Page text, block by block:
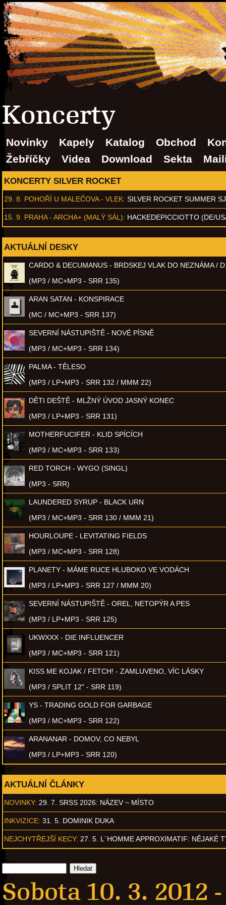
Koncerty
Novinky Kapely Katalog Obchod
Žebříčky
Videa Download Sekta
KONCERTY SILVER ROCKET
29. 8. POHOŘÍ U MALEČOVA - VLEK: SILVER ROCKET SUMMER
15. 9. PRAHA - ARCHA+ (MALÝ SÁL): HACKEDEPICCIOTTO (DE/
AKTUÁLNÍ DESKY
CARDO & DECUMANUS - BRDSKEJ VLAK DO NEZNÁMA /
(MP3 / MC+MP3 - SRR 135)
ARAN SATAN - KONSPIRACE
(MC / MC+MP3 - SRR 137)
SEVERNÍ NÁSTUPIŠTĚ - NOVÉ PÍSNĚ
(MP3 / MC+MP3 - SRR 134)
PALMA - TĚLESO
(MP3 / LP+MP3 - SRR 132 / MMM 22)
DĚTI DEŠTĚ - MLŽNÝ ÚVOD JASNÝ KONEC
(MP3 / LP+MP3 - SRR 131)
MOTHERFUCIFER - KLID SPÍCÍCH
(MP3 / MC+MP3 - SRR 133)
RED TORCH - WYGO (SINGL)
(MP3 - SRR)
LAUNDERED SYRUP - BLACK URN
(MP3 / MC+MP3 - SRR 130 / MMM 21)
HOURLOUPE - LEVITATING FIELDS
(MP3 / MC+MP3 - SRR 128)
PLANETY - MÁME RUCE HLUBOKO VE VODÁCH
(MP3 / LP+MP3 - SRR 127 / MMM 20)
SEVERNÍ NÁSTUPIŠTĚ - OREL, NETOPÝR A PES
(MP3 / LP+MP3 - SRR 125)
UKWXXX - DIE INFLUENCER
(MP3 / MC+MP3 - SRR 121)
KISS ME KOJAK / FETCH! - ZAMLUVENO, VÍC LÁSKY
(MP3 / SPLIT 12" - SRR 119)
YS - TRADING GOLD FOR GARBAGE
(MP3 / MC+MP3 - SRR 122)
ARANANAR - DOMOV, CO NEBYL
(MP3 / LP+MP3 - SRR 120)
AKTUÁLNÍ ČLÁNKY
NOVINKY: 29. 7. SRSS 2026: NÁZEV ~ MÍSTO
INKVIZICE: 31. 5. DOMINIK DUKA
NEJCHYTŘEJŠÍ KECY: 27. 5. L´HOMME APPROXIMATIF: NĚJAKÉ
Sobota 10. 3. 2012